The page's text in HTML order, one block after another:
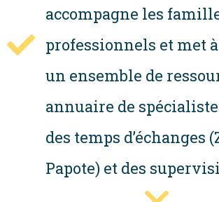
accompagne les
professionnels et met
un ensemble de
annuaire de
des temps d’échanges
Papote) et des